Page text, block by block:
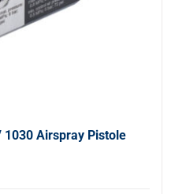
1030 Airspray Pistole